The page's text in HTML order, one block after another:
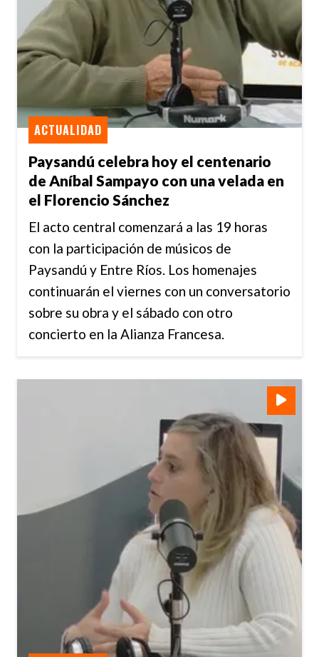
Paysandú celebra hoy el centenario
de Aníbal Sampayo con una velada en
el Florencio Sánchez
ACTUALIDAD
El acto central comenzará a las 19 horas
con la participación de músicos de
Paysandú y Entre Ríos. Los homenajes
continuarán el viernes con un conversatorio
sobre su obra y el sábado con otro
concierto en la Alianza Francesa.